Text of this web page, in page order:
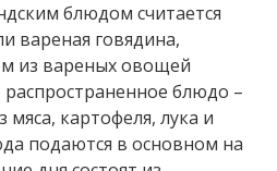
блюдом считается
вареная говядина,
из вареных овощей
блюдо –
мяса, картофеля, лука и
подаются в основном на